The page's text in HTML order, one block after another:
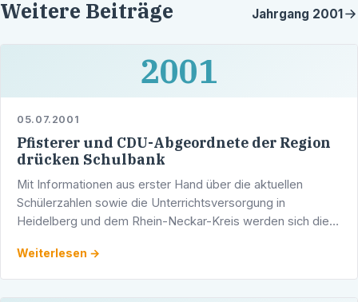
Weitere Beiträge Jahrgang 2001
2001
05.07.2001
Pfisterer und CDU-Abgeordnete der Region
drücken Schulbank
Mit Informationen aus erster Hand über die aktuellen
Schülerzahlen sowie die Unterrichtsversorgung in
Heidelberg und dem Rhein-Neckar-Kreis werden sich die
Juli 2001, …
Weiterlesen →